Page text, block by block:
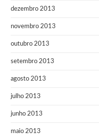
dezembro 2013
novembro 2013
outubro 2013
setembro 2013
agosto 2013
julho 2013
junho 2013
maio 2013